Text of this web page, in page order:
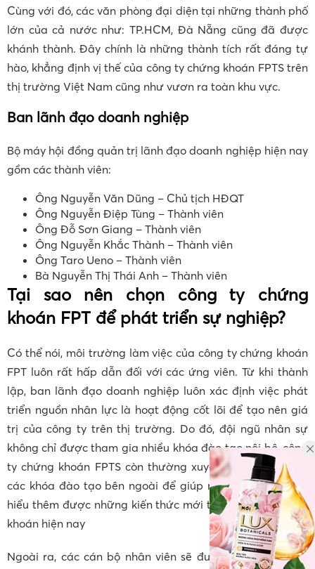
Cùng với đó, các văn phòng đại diện tại những thành phố
lớn của cả nước như: TP.HCM, Đà Nẵng cũng đã được
khánh thành. Đây chính là những thành tích rất đáng tự
hào, khẳng định vị thế của công ty chứng khoán FPTS trên
thị trường Việt Nam cũng như vươn ra toàn khu vực.
Ban lãnh đạo doanh nghiệp
Bộ máy hội đồng quản trị lãnh đạo doanh nghiệp hiện nay
gồm các thành viên:
Ông Nguyễn Văn Dũng – Chủ tịch HĐQT
Ông Nguyễn Điệp Tùng – Thành viên
Ông Đỗ Sơn Giang – Thành viên
Ông Nguyễn Khắc Thành – Thành viên
Ông Taro Ueno – Thành viên
Bà Nguyễn Thị Thái Anh – Thành viên
Tại sao nên chọn công ty chứng
khoán FPT để phát triển sự nghiệp?
Có thể nói, môi trường làm việc của công ty chứng khoán
FPT luôn rất hấp dẫn đối với các ứng viên. Từ khi thành
lập, ban lãnh đạo doanh nghiệp luôn xác định việc phát
triển nguồn nhân lực là hoạt động cốt lõi để tạo nên giá
trị của công ty trên thị trường. Do đó, đội ngũ nhân sự
không chỉ được tham gia nhiều khóa đào tạo nội bộ, công
ty chứng khoán FPTS còn thường xuyên xây dựng thêm
các khóa đào tạo bên ngoài để giúp nhân sự có thể tìm
hiểu thêm được những kiến thức mới trong ngành chứng
khoán hiện nay
Ngoài ra, các cán bộ nhân viên sẽ được xem xét hỗ trợ